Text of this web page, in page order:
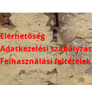
Elérhetőség
Adatkezelési szabályzat
Felhasználási feltételek